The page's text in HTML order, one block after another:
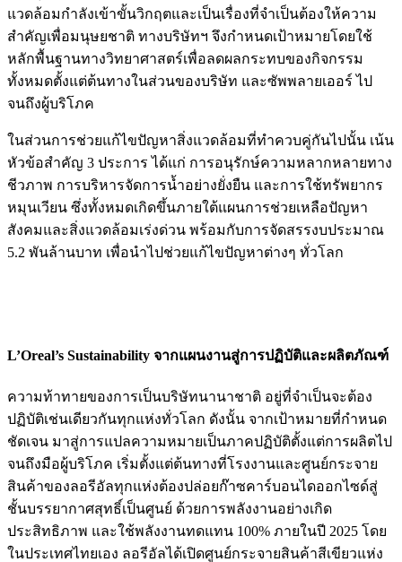
แวดล้อมกำลังเข้าขั้นวิกฤตและเป็นเรื่องที่จำเป็นต้องให้ความ
สำคัญเพื่อมนุษยชาติ ทางบริษัทฯ จึงกำหนดเป้าหมายโดยใช้
หลักพื้นฐานทางวิทยาศาสตร์เพื่อลดผลกระทบของกิจกรรม
ทั้งหมดตั้งแต่ต้นทางในส่วนของบริษัท และซัพพลายเออร์ ไป
จนถึงผู้บริโภค
ในส่วนการช่วยแก้ไขปัญหาสิ่งแวดล้อมที่ทำควบคู่กันไปนั้น เน้น
หัวข้อสำคัญ 3 ประการ ได้แก่ การอนุรักษ์ความหลากหลายทาง
ชีวภาพ การบริหารจัดการน้ำอย่างยั่งยืน และการใช้ทรัพยากร
หมุนเวียน ซึ่งทั้งหมดเกิดขึ้นภายใต้แผนการช่วยเหลือปัญหา
สังคมและสิ่งแวดล้อมเร่งด่วน พร้อมกับการจัดสรรงบประมาณ
5.2 พันล้านบาท เพื่อนำไปช่วยแก้ไขปัญหาต่างๆ ทั่วโลก
L’Oreal’s Sustainability จากแผนงานสู่การปฏิบัติและผลิตภัณฑ์
ความท้าทายของการเป็นบริษัทนานาชาติ อยู่ที่จำเป็นจะต้อง
ปฏิบัติเช่นเดียวกันทุกแห่งทั่วโลก ดังนั้น จากเป้าหมายที่กำหนด
ชัดเจน มาสู่การแปลความหมายเป็นภาคปฏิบัติตั้งแต่การผลิตไป
จนถึงมือผู้บริโภค เริ่มตั้งแต่ต้นทางที่โรงงานและศูนย์กระจาย
สินค้าของลอรีอัลทุกแห่งต้องปล่อยก๊าซคาร์บอนไดออกไซด์สู่
ชั้นบรรยากาศสุทธิ์เป็นศูนย์ ด้วยการพลังงานอย่างเกิด
ประสิทธิภาพ และใช้พลังงานทดแทน 100% ภายในปี 2025 โดย
ในประเทศไทยเอง ลอรีอัลได้เปิดศูนย์กระจายสินค้าสีเขียวแห่ง